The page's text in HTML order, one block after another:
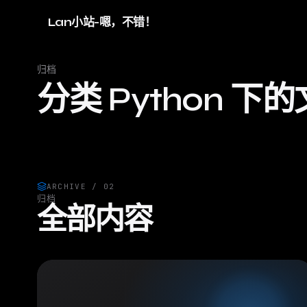
Lan小站-嗯，不错！
归档
分类 Python 下的
ARCHIVE / 02
归档
全部内容